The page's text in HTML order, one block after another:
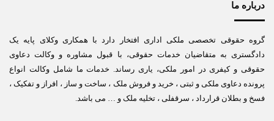
درباره ما
گروه حقوقی تخصصی ملکی اداری افتخار دارد با همکاری وکلای پایه یک
دادگستری به متقاضیان خدمات حقوقی، با قبول مشاوره و وکالت دعاوی
حقوقی و کیفری در امور ملکی، یاری رساند. خدمات ما شامل وکالت انواع
پرونده دعاوی ملکی و ثبتی ، خرید و فروش ملک ، ساخت و ساز ، افراز و تفکیک ،
فسخ و بطلان قرارداد ، سرقفلی ، تخلیه ملک و … می باشد.